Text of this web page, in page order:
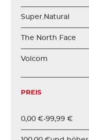
Super.Natural
The North Face
Volcom
PREIS
0,00 €-99,99 €